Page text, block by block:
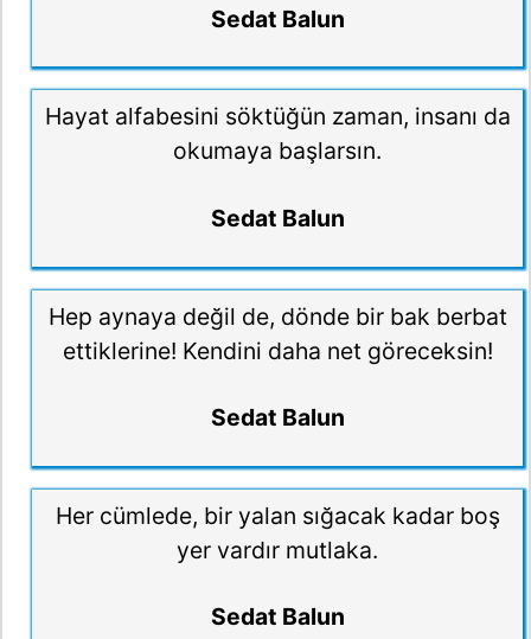
Sedat Balun
Hayat alfabesini söktüğün zaman, insanı da
okumaya başlarsın.
Sedat Balun
Hep aynaya değil de, dönde bir bak berbat
ettiklerine! Kendini daha net göreceksin!
Sedat Balun
Her cümlede, bir yalan sığacak kadar boş
yer vardır mutlaka.
Sedat Balun